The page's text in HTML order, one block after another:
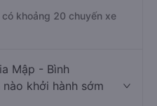
khoảng 20 chuyến xe
Mập - Bình
khởi hành sớm